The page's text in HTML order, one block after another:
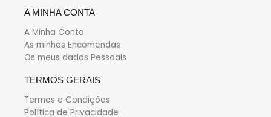
A MINHA CONTA
A Minha Conta
As minhas Encomendas
Os meus dados Pessoais
TERMOS GERAIS
Termos e Condições
Política de Privacidade